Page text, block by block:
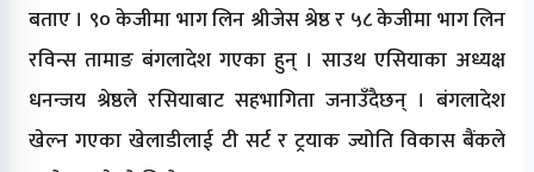
बताए । ९० केजीमा भाग लिन श्रीजेस श्रेष्ठ र ५८ केजीमा भाग लिन
रविन्स तामाङ बंगलादेश गएका हुन् । साउथ एसियाका अध्यक्ष
धनन्जय श्रेष्ठले रसियाबाट सहभागिता जनाउँदैछन् । बंगलादेश
खेल्न गएका खेलाडीलाई टी सर्ट र ट्रयाक ज्योति विकास बैंकले